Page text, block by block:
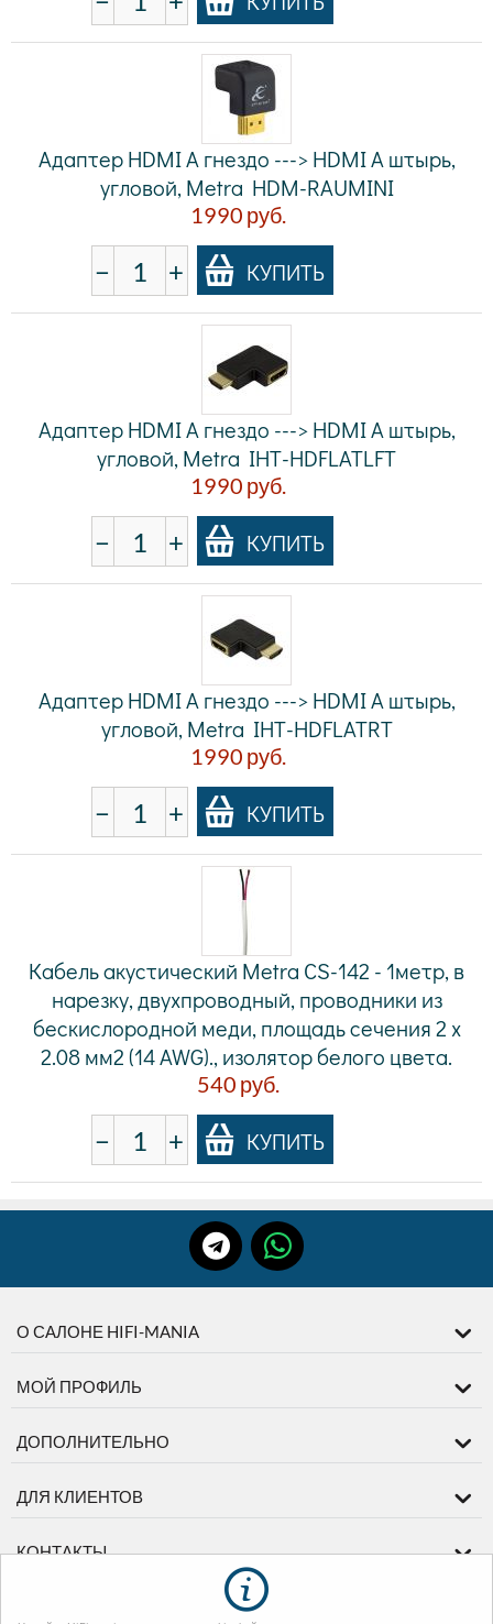
Адаптер HDMI A гнездо ---> HDMI A штырь,
угловой, Metra HDM-RAUMINI
1990 руб.
− + КУПИТЬ
Адаптер HDMI A гнездо ---> HDMI A штырь,
угловой, Metra IHT-HDFLATLFT
1990 руб.
− + КУПИТЬ
Адаптер HDMI A гнездо ---> HDMI A штырь,
угловой, Metra IHT-HDFLATRT
1990 руб.
− + КУПИТЬ
Кабель акустический Metra CS-142 - 1метр, в
нарезку, двухпроводный, проводники из
бескислородной меди, площадь сечения 2 х
2.08 мм2 (14 AWG)., изолятор белого цвета.
540 руб.
− + КУПИТЬ
О САЛОНЕ HIFI-MANIA
МОЙ ПРОФИЛЬ
ДОПОЛНИТЕЛЬНО
ДЛЯ КЛИЕНТОВ
КОНТАКТЫ